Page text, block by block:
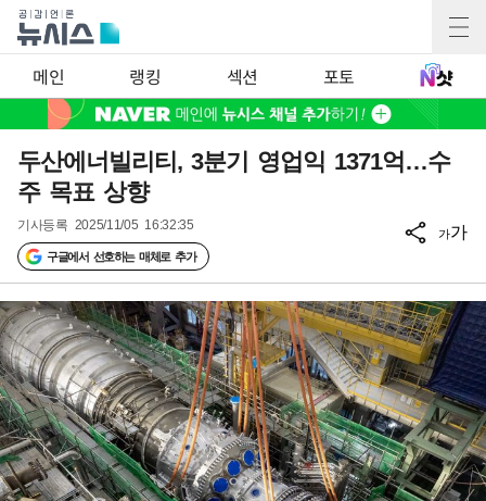
메인 랭킹 섹션 포토
두산에너빌리티, 3분기 영업익 1371억…수
주 목표 상향
기사등록 2025/11/05 16:32:35
구글에서 선호하는 매체로 추가
가가